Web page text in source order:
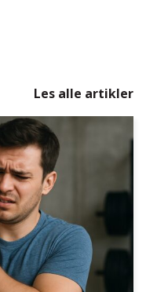
Les alle artikler